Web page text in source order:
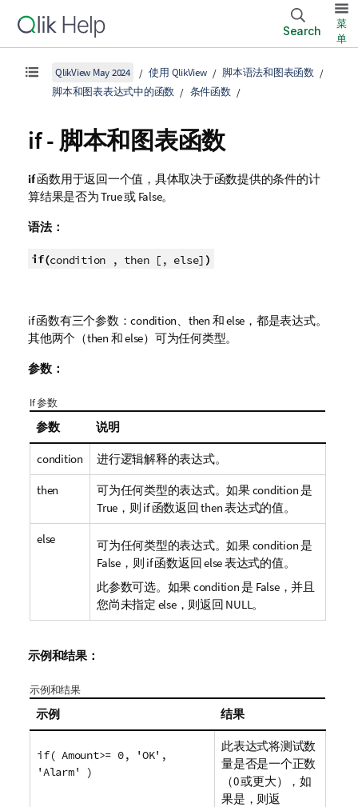
Search
菜
单
QlikView May 2024 使用 QlikView
脚本语法和图表函数
脚本和图表表达式中的函数
条件函数
if - 脚本和图表函数
if函数用于返回一个值，具体取决于函数提供的条件的计
算结果是否为True或 False。
语法：
if(condition , then [, else] )
if函数有三个参数：condition then 和else ，都是表达式。
其他两个（then 和else）可为任何类型。
参数：
If 参数
参数 说明
condition 进行逻辑解释的表达式。
then 可为任何类型的表达式。如果condition是
True ，则 if函数返回then表达式的值。
else 可为任何类型的表达式。如果condition是
False，则 if函数返回else表达式的值。
此参数可选。如果condition是 False，并且
您尚未指定 else，则返回 NULL。
示例和结果：
示例和结果
示例 结果
if( Amount>= 0, 'OK',
'Alarm' )
此表达式将测试数
量是否是一个正数
（0 或更大），如
果是，则返